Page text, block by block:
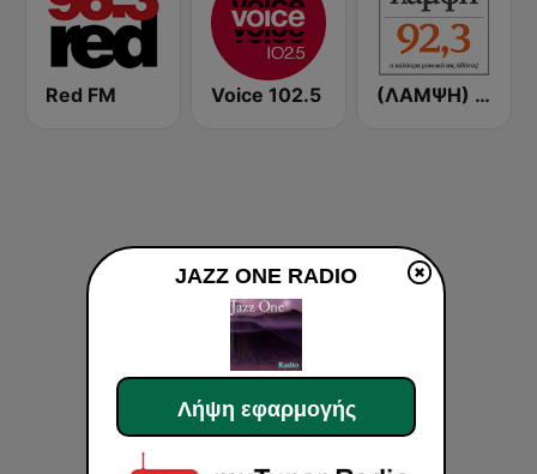
Red FM Voice 102.5 (ΛΑΜΨΗ) Lampsi 92.3 FM
JAZZ ONE RADIO
Λήψη εφαρμογής